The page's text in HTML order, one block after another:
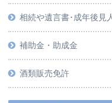
相続や遺言書･成年後見
補助金・助成金
酒類販売免許